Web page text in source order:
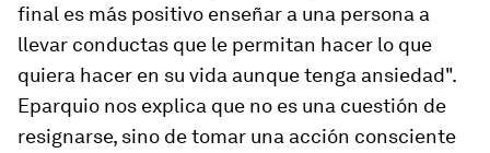
final es más positivo enseñar a una persona a
llevar conductas que le permitan hacer lo que
quiera hacer en su vida aunque tenga ansiedad".
Eparquio nos explica que no es una cuestión de
resignarse, sino de tomar una acción consciente